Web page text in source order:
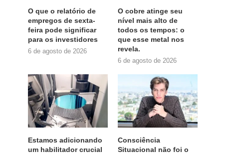
O que o relatório de
empregos de sexta-
feira pode significar
para os investidores
6 de agosto de 2026
O cobre atinge seu
nível mais alto de
todos os tempos: o
que esse metal nos
revela.
6 de agosto de 2026
Estamos adicionando
um habilitador crucial
Consciência
Situacional não foi o